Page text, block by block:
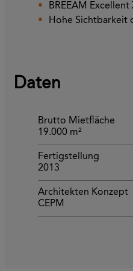
BREEAM
Hohe Sichtbarkeit
Daten
Brutto Mietfläche
19.000 m²
Fertigstellung
2013
Architekten Konzept
CEPM